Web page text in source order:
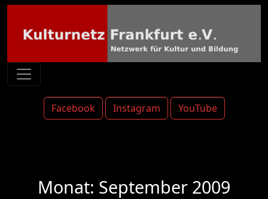
Facebook Instagram YouTube
Monat: September 2009